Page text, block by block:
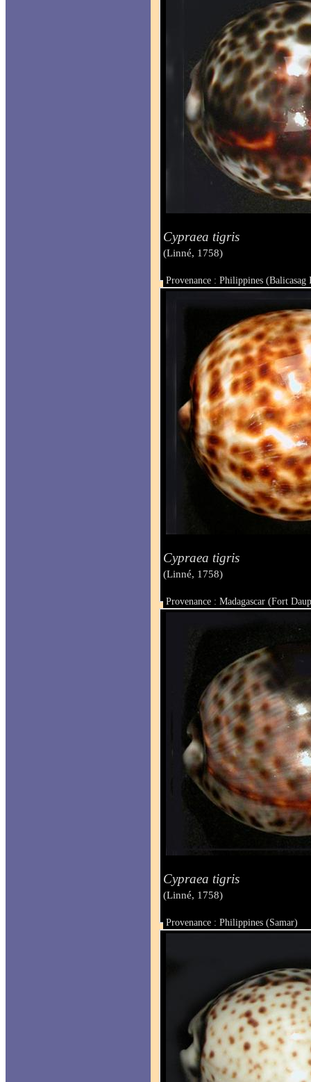
Cypraea tigris
(Linné, 1758)
Provenance : Philippines (Balicasag
Taille : 98.5 mm
Cypraea tigris
(Linné, 1758)
Provenance : Madagascar (Fort
Taille : 116.5 mm
Cypraea tigris
(Linné, 1758)
Provenance : Philippines (Samar)
Taille : 92.5 mm